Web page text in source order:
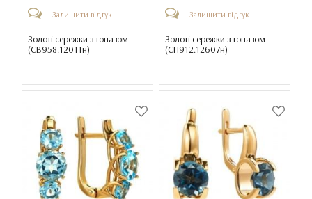
Залишити відгук
Золоті сережки з топазом
(СВ958.12011н)
Залишити відгук
Золоті сережки з топазом
(СП912.12607н)